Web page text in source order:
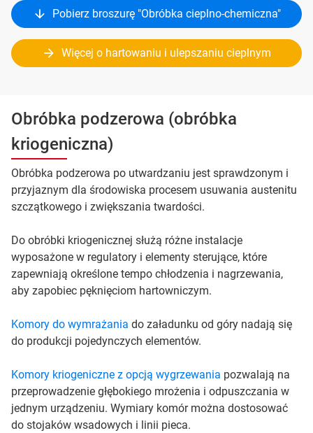
Pobierz broszurę "Obróbka cieplno-chemiczna"
Więcej o hartowaniu i ulepszaniu cieplnym
Obróbka podzerowa (obróbka
kriogeniczna)
Obróbka podzerowa po utwardzaniu jest sprawdzonym i
przyjaznym dla środowiska procesem usuwania austenitu
szczątkowego i zwiększania twardości.
Do obróbki kriogenicznej służą różne instalacje
wyposażone w regulatory i elementy sterujące, które
zapewniają określone tempo chłodzenia i nagrzewania,
aby zapobiec pęknięciom hartowniczym.
Komory do wymrażania do załadunku od góry nadają się
do produkcji pojedynczych elementów.
Komory kriogeniczne z opcją wygrzewania pozwalają na
przeprowadzenie głębokiego mrożenia i odpuszczania w
jednym urządzeniu. Wymiary komór można dostosować
do stojaków wsadowych i linii pieca.